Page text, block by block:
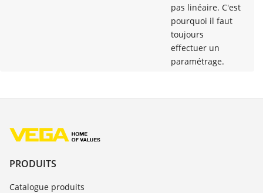
pas linéaire. C'est
pourquoi il faut
toujours
effectuer un
paramétrage.
PRODUITS
Catalogue produits